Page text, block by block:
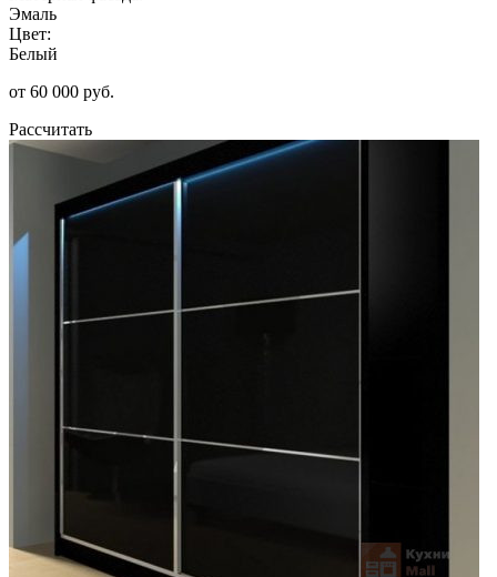
Эмаль
Цвет:
Белый
от 60 000 руб.
Рассчитать